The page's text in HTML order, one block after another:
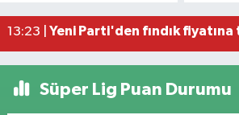
13:05 | Samsun'da trafikte tepki
Süper Lig Puan Durumu